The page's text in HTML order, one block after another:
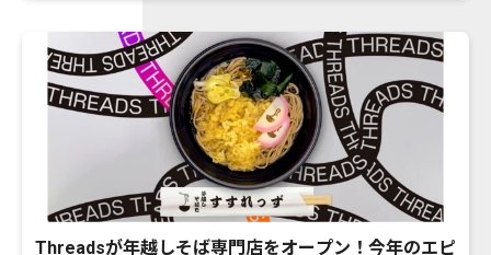
Threadsが年越しそば専門店をオープン！今年のエピ